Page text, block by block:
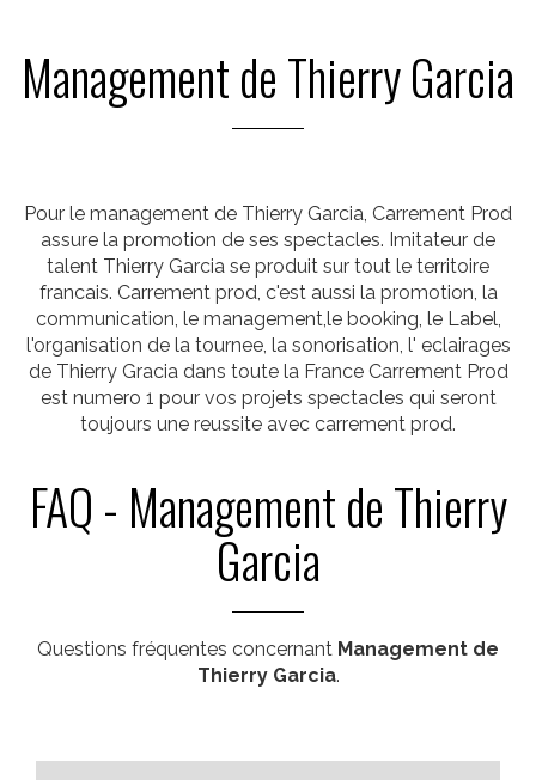
Management de Thierry Garcia
Pour le management de Thierry Garcia, Carrement Prod
assure la promotion de ses spectacles. Imitateur de
talent Thierry Garcia se produit sur tout le territoire
francais. Carrement prod, c'est aussi la promotion, la
communication, le management,le booking, le Label,
l'organisation de la tournee, la sonorisation, l' eclairages
de Thierry Gracia dans toute la France Carrement Prod
est numero 1 pour vos projets spectacles qui seront
toujours une reussite avec carrement prod.
FAQ - Management de Thierry
Garcia
Questions fréquentes concernant Management de
Thierry Garcia.